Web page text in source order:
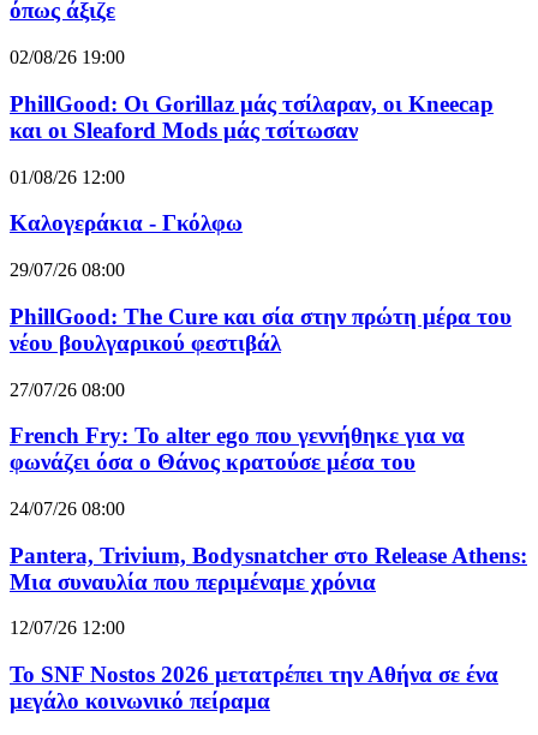
όπως άξιζε
02/08/26 19:00
PhillGood: Οι Gorillaz μάς τσίλαραν, οι Kneecap
και οι Sleaford Mods μάς τσίτωσαν
01/08/26 12:00
Καλογεράκια - Γκόλφω
29/07/26 08:00
PhillGood: The Cure και σία στην πρώτη μέρα του
νέου βουλγαρικού φεστιβάλ
27/07/26 08:00
French Fry: Το alter ego που γεννήθηκε για να
φωνάζει όσα ο Θάνος κρατούσε μέσα του
24/07/26 08:00
Pantera, Trivium, Bodysnatcher στο Release Athens:
Μια συναυλία που περιμέναμε χρόνια
12/07/26 12:00
Το SNF Nostos 2026 μετατρέπει την Αθήνα σε ένα
μεγάλο κοινωνικό πείραμα